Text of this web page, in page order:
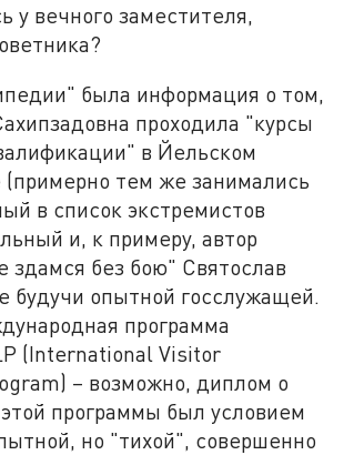
у вечного заместителя,
была информация о том,
проходила "курсы
в Йельском
(примерно тем же занимались
в список экстремистов
и, к примеру, автор
здамся без бою" Святослав
будучи опытной госслужащей.
программа
(International Visitor
– возможно, диплом о
программы был условием
но "тихой", совершенно